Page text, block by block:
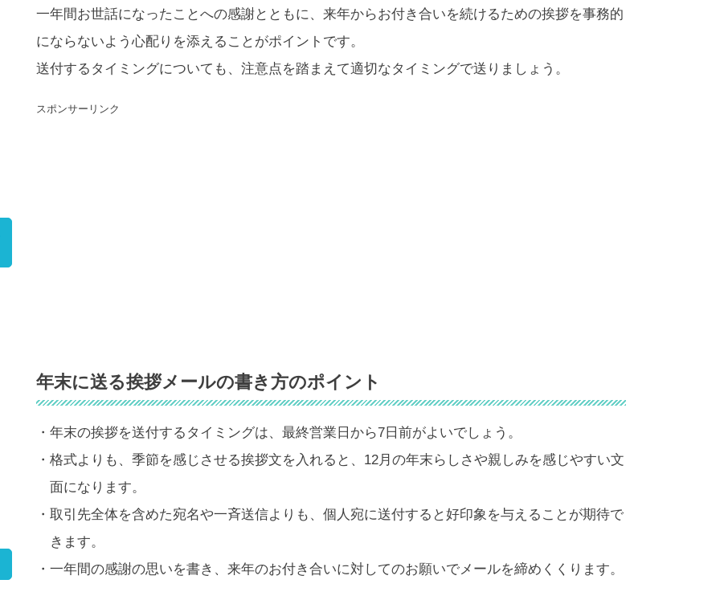
一年間お世話になったことへの感謝とともに、来年からお付き合いを続けるための挨拶を事務的
にならないよう心配りを添えることがポイントです。
送付するタイミングについても、注意点を踏まえて適切なタイミングで送りましょう。
スポンサーリンク
年末に送る挨拶メールの書き方のポイント
・年末の挨拶を送付するタイミングは、最終営業日から7日前がよいでしょう。
・格式よりも、季節を感じさせる挨拶文を入れると、12月の年末らしさや親しみを感じやすい文
面になります。
・取引先全体を含めた宛名や一斉送信よりも、個人宛に送付すると好印象を与えることが期待で
きます。
・一年間の感謝の思いを書き、来年のお付き合いに対してのお願いでメールを締めくくります。